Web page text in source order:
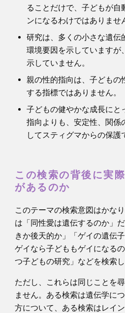
ることだけで、子どもが自
ンになるわけではありませ
研究は、多くの小さな遺伝
環境要因を示していますが
示していません。
親の性的指向は、子どもの
する指標ではありません。
子どもの健やかな成長にと
指向よりも、安定性、関係
してスティグマからの保護
この検索の背後に実
があるのか
このテーマの検索意図はかな
は「同性愛は遺伝するのか」
きか後天的か」「ゲイの遺伝
ゲイなら子どももゲイになる
つ子どもの研究」などを検索し
ただし、これらは同じことを
ません。ある検索は遺伝学に
方について、ある検索はレイ